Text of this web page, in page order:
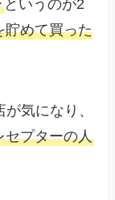
というのが2
貯めて買った
気になり、
セプターの人